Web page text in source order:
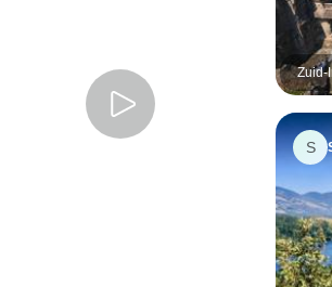
een woonboot in
was ontspannend.
Sommige hotels waren
middelmatig en de lange
autoritten waren
vermoeiend. Gidsen
vriendelijk. Al met al was
het een gedenkwaardige
reis met een goede
Zuid-
S